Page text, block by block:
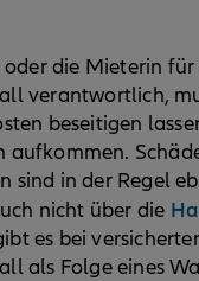
die Mieterin für
verantwortlich,
beseitigen
aufkommen.
sind in der Regel
nicht über die
es bei
als Folge eines